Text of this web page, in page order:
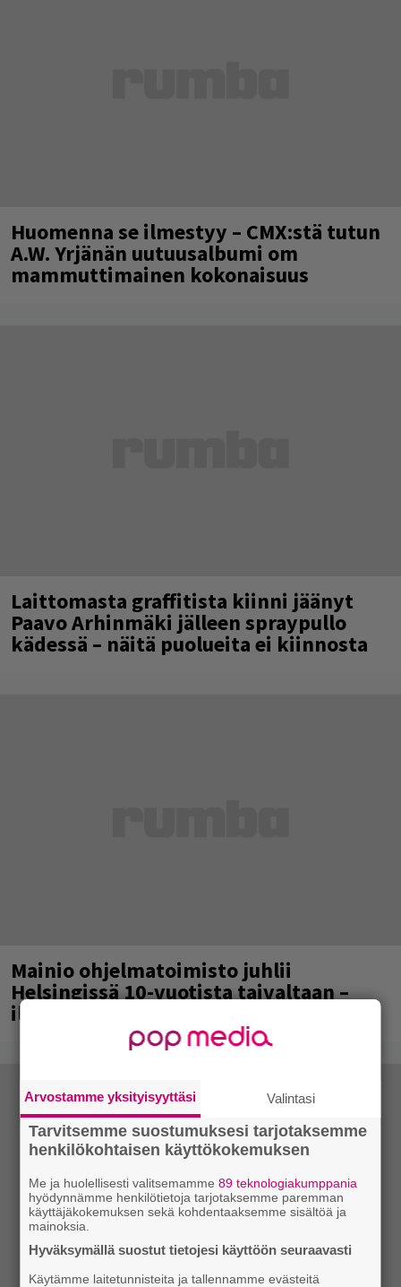
Huomenna se ilmestyy – CMX:stä tutun
A.W. Yrjänän uutuusalbumi om
mammuttimainen kokonaisuus
Laittomasta graffitista kiinni jäänyt
Paavo Arhinmäki jälleen spraypullo
kädessä – näitä puolueita ei kiinnosta
Mainio ohjelmatoimisto juhlii
Helsingissä 10-vuotista taivaltaan –
ilmaistapahtumassa loistoesiintyjät
Arvostamme yksityisyyttäsi Valintasi
Tarvitsemme suostumuksesi tarjotaksemme
henkilökohtaisen käyttökokemuksen
Me ja huolellisesti valitsemamme89 teknologiakumppania
hyödynnämme henkilötietoja tarjotaksemme paremman
käyttäjäkokemuksen sekä kohdentaaksemme sisältöä ja
mainoksia.
Hyväksymällä suostut tietojesi käyttöön seuraavasti
Käytämme laitetunnisteita ja tallennamme evästeitä